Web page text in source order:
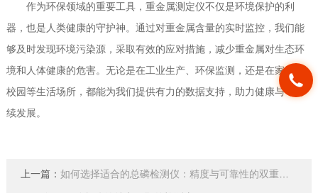
作为环保领域的重要工具，重金属测定仪不仅是环境保护的利
器，也是人类健康的守护神。通过对重金属含量的实时监控，我们能
够及时发现环境污染源，采取有效的应对措施，减少重金属对生态环
境和人体健康的危害。无论是在工业生产、环保监测，还是在家庭和
校园等生活场所，都能为我们提供有力的数据支持，助力健康与可持
续发展。
上一篇： 如何选择适合的总磷检测仪：精度与可靠性的双重考量